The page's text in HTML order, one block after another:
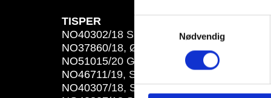
Nødvendig
TISPER
NO40302/18 SB-
, eier Finn M.
NO37860/18, ØA-
, eier Dag
NO51015/20 GF
, eier Kurt
NO46711/19, Svarkeåsen's
NO40307/18, SB-CHIKA, eier Ottar